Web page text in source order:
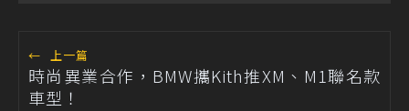
← 上一篇
時尚異業合作，BMW攜Kith推XM、M1聯名款
車型！